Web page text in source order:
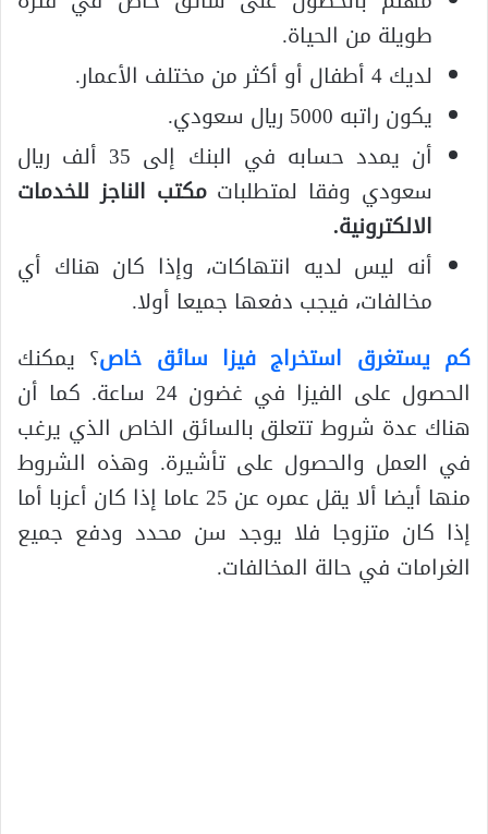
طويلة من الحياة.
لديك 4 أطفال أو أكثر من مختلف الأعمار.
يكون راتبه 5000 ريال سعودي.
أن يمدد حسابه في البنك إلى 35 ألف ريال
سعودي وفقا لمتطلباتمكتب الناجز للخدمات
الالكترونية.
أنه ليس لديه انتهاكات، وإذا كان هناك أي
مخالفات، فيجب دفعها جميعا أولا.
كم يستغرق استخراج فيزا سائق خاص؟ يمكنك
الحصول على الفيزا في غضون 24 ساعة. كما أن
هناك عدة شروط تتعلق بالسائق الخاص الذي يرغب
في العمل والحصول على تأشيرة. وهذه الشروط
منها أيضا ألا يقل عمره عن 25 عاما إذا كان أعزبا أما
إذا كان متزوجا فلا يوجد سن محدد ودفع جميع
الغرامات في حالة المخالفات.